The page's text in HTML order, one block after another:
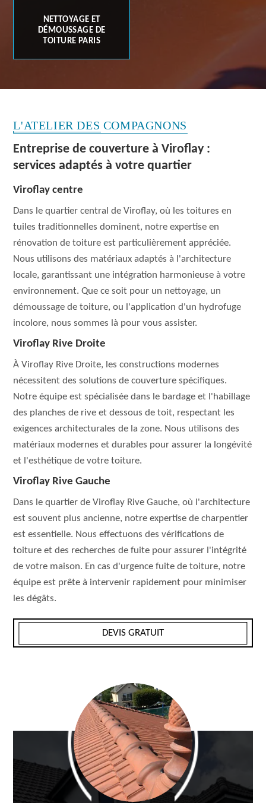
NETTOYAGE ET
DÉMOUSSAGE DE
TOITURE PARIS
L'ATELIER DES COMPAGNONS
Entreprise de couverture à Viroflay :
services adaptés à votre quartier
Viroflay centre
Dans le quartier central de Viroflay, où les toitures en
tuiles traditionnelles dominent, notre expertise en
rénovation de toiture est particulièrement appréciée.
Nous utilisons des matériaux adaptés à l'architecture
locale, garantissant une intégration harmonieuse à votre
environnement. Que ce soit pour un nettoyage, un
démoussage de toiture, ou l'application d'un hydrofuge
incolore, nous sommes là pour vous assister.
Viroflay Rive Droite
À Viroflay Rive Droite, les constructions modernes
nécessitent des solutions de couverture spécifiques.
Notre équipe est spécialisée dans le bardage et l'habillage
des planches de rive et dessous de toit, respectant les
exigences architecturales de la zone. Nous utilisons des
matériaux modernes et durables pour assurer la longévité
et l'esthétique de votre toiture.
Viroflay Rive Gauche
Dans le quartier de Viroflay Rive Gauche, où l'architecture
est souvent plus ancienne, notre expertise de charpentier
est essentielle. Nous effectuons des vérifications de
toiture et des recherches de fuite pour assurer l'intégrité
de votre maison. En cas d'urgence fuite de toiture, notre
équipe est prête à intervenir rapidement pour minimiser
les dégâts.
DEVIS GRATUIT